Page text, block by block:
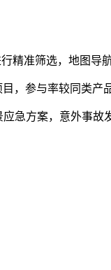
精准筛选，地图导
，参与率较同类产品
急方案，意外事故